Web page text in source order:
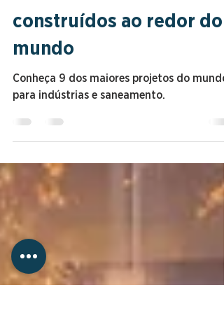
10 min de leitura
Maiores cases de
sistemas wetlands
construídos ao redor do
mundo
para indústrias e saneamento.